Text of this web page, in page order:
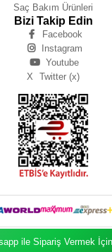
Saç Bakım Ürünleri
Bizi Takip Edin
Facebook
Instagram
Youtube
X
Twitter (x)
IŞIK
ile Sipariş Vermek İçin